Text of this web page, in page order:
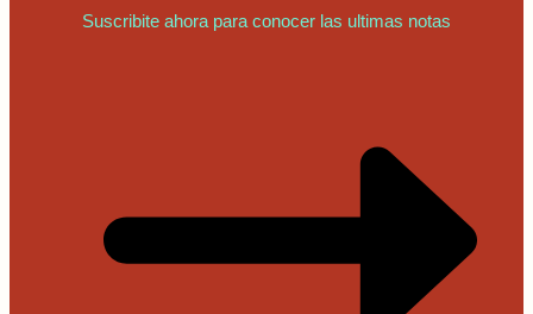
Suscribite ahora para conocer las ultimas notas